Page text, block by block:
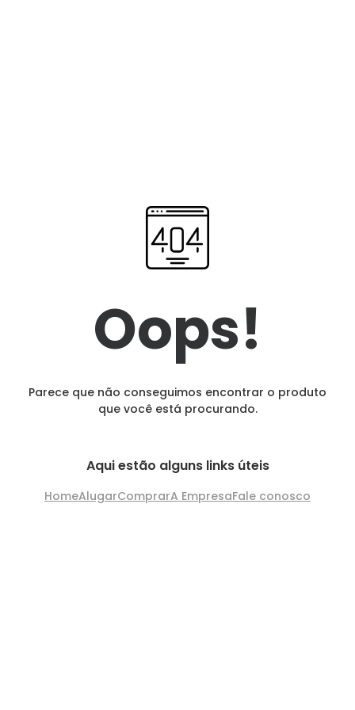
Oops!
Parece que não conseguimos encontrar o produto
que você está procurando.
Aqui estão alguns links úteis
HomeAlugarComprarA EmpresaFale conosco